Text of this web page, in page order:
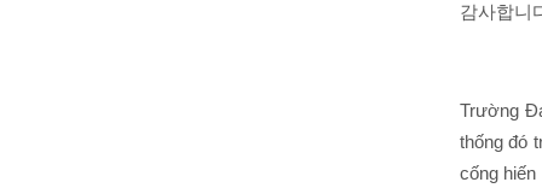
감사합니
Trường
thống đó
cống